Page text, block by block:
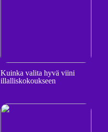
Kuinka valita hyvä viini
illalliskokoukseen